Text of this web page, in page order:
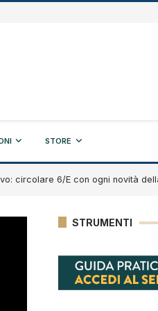
STORE
6/E con ogni novità della
STRUMENTI